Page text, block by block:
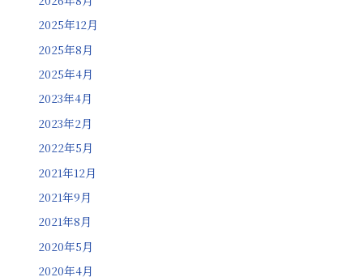
2025年12月
2025年8月
2025年4月
2023年4月
2023年2月
2022年5月
2021年12月
2021年9月
2021年8月
2020年5月
2020年4月